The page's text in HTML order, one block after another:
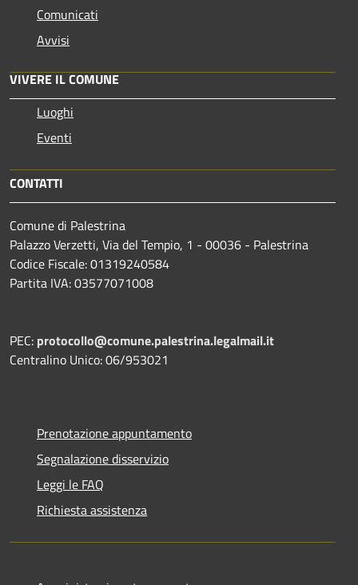
Comunicati
Avvisi
VIVERE IL COMUNE
Luoghi
Eventi
CONTATTI
Comune di Palestrina
Palazzo Verzetti, Via del Tempio, 1 - 00036 - Palestrina
Codice Fiscale: 01319240584
Partita IVA: 03577071008
PEC: protocollo@comune.palestrina.legalmail.it
Centralino Unico: 06/953021
Prenotazione appuntamento
Segnalazione disservizio
Leggi le FAQ
Richiesta assistenza